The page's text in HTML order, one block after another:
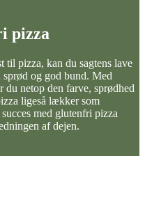
pizza
til pizza, kan du sagtens lave
og god bund. Med
netop den farve, sprødhed
ligeså lækker som
med glutenfri pizza
af dejen.